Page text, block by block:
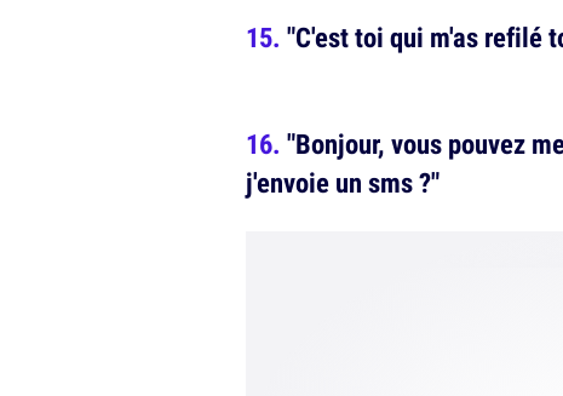
"C'est toi qui m'as refilé
"Bonjour, vous pouvez
j'envoie un sms ?"